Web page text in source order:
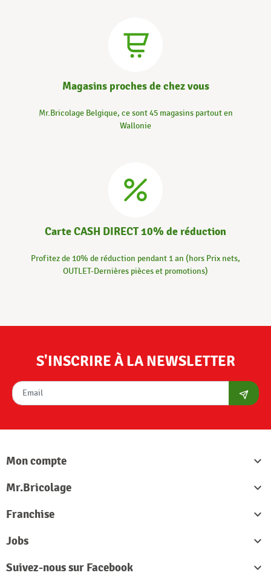
Magasins proches de chez vous
Mr.Bricolage Belgique, ce sont 45 magasins partout en
Wallonie
Carte CASH DIRECT 10% de réduction
Profitez de 10% de réduction pendant 1 an (hors Prix nets,
OUTLET-Dernières pièces et promotions)
S'INSCRIRE À LA NEWSLETTER
Mon compte

Mr.Bricolage

Franchise

Jobs

Suivez-nous sur Facebook
